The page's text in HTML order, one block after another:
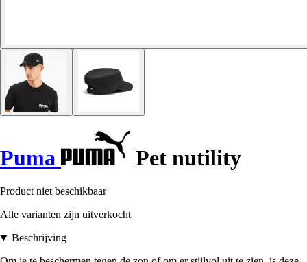
Puma Pet nutility
Product niet beschikbaar
Alle varianten zijn uitverkocht
Beschrijving